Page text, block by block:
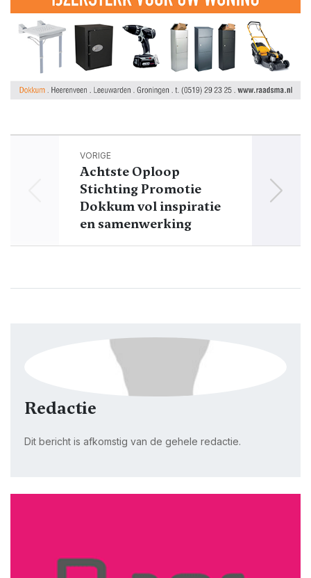
VORIGE
Achtste Oploop
Stichting Promotie
Dokkum vol inspiratie
en samenwerking
Redactie
Dit bericht is afkomstig van de gehele redactie.